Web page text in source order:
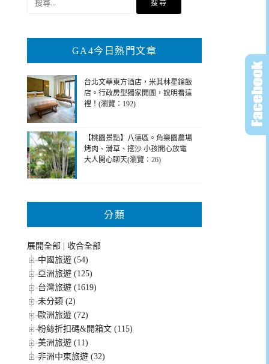
鍵
GA4今日熱門文章
台北文華東方酒店，米其林星鑰飯
店。行政房型獨家開團，說明看這
裡！(瀏覽：192)
【桃園景點】八德區。角樂園農場
烤肉、滑草、挖沙 小孩開心放電
大人開心聊天(瀏覽：26)
分類
展開全部
收合全部
中國旅遊 (54)
亞洲旅遊 (125)
台灣旅遊 (1619)
未分類 (2)
歐洲旅遊 (72)
粉絲折扣碼&開箱文 (115)
美洲旅遊 (11)
非洲中東旅遊 (32)